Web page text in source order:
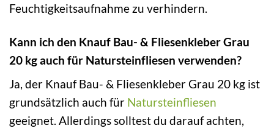
Feuchtigkeitsaufnahme zu verhindern.
Kann ich den Knauf Bau- & Fliesenkleber Grau
20 kg auch für Natursteinfliesen verwenden?
Ja, der Knauf Bau- & Fliesenkleber Grau 20 kg ist
grundsätzlich auch für Natursteinfliesen
geeignet. Allerdings solltest du darauf achten,